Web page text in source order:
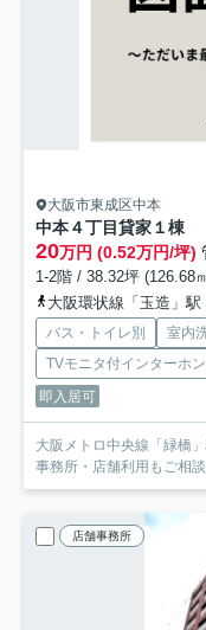
大阪市東成区中本
中本４丁目貸家１棟
20万円 (0.52万円/坪)
1-2階 / 38.32坪 (126.68
大阪環状線「玉造」駅
バス・トイレ別 室内
TVモニタ付インターホン
即入居可
大阪メトロ中央線「緑橋
事務所・店舗利用もご相
店舗事務所